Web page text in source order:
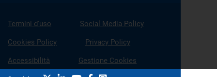
Termini d'uso Social Media Policy
Cookies Policy Privacy Policy
Accessibilità Gestione Cookies